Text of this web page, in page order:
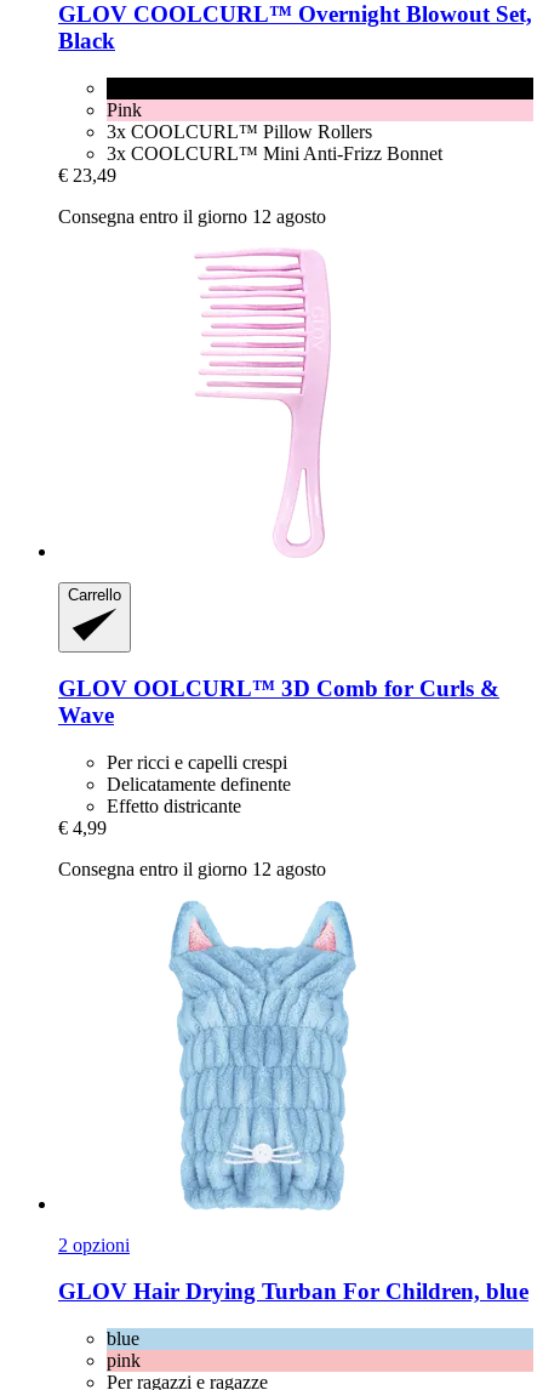
GLOV COOLCURL™ Overnight Blowout Set,
Black
Pink
3x COOLCURL™ Pillow Rollers
3x COOLCURL™ Mini Anti-Frizz Bonnet
€ 23,49
Consegna entro il giorno 12 agosto
Carrello
GLOV OOLCURL™ 3D Comb for Curls &
Wave
Per ricci e capelli crespi
Delicatamente definente
Effetto districante
€ 4,99
Consegna entro il giorno 12 agosto
2 opzioni
GLOV Hair Drying Turban For Children, blue
blue
pink
Per ragazzi e ragazze